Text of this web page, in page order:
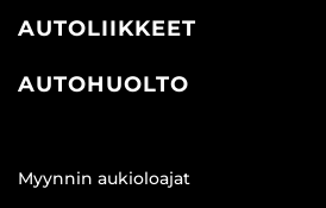
AUTOLIIKKEET
AUTOHUOLTO
Myynnin aukioloajat